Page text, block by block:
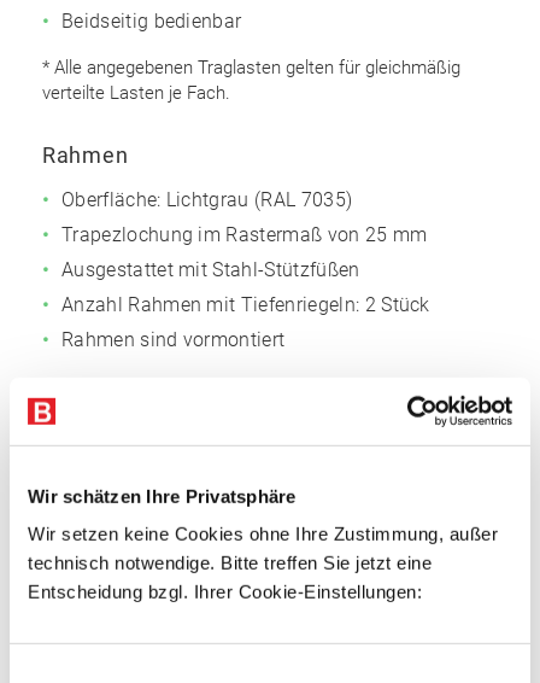
Wir schätzen Ihre Privatsphäre
Wir setzen keine Cookies ohne Ihre Zustimmung, außer
technisch notwendige. Bitte treffen Sie jetzt eine
Entscheidung bzgl. Ihrer Cookie-Einstellungen:
Beidseitig bedienbar
* Alle angegebenen Traglasten gelten für gleichmäßig
verteilte Lasten je Fach.
Rahmen
Oberfläche: Lichtgrau (RAL 7035)
Trapezlochung im Rastermaß von 25 mm
Ausgestattet mit Stahl-Stützfüßen
Anzahl Rahmen mit Tiefenriegeln: 2 Stück
Rahmen sind vormontiert
Fachböden
Fachmaß: 875 x 400 mm (BxT)
Inkl. 2 Stufenbalken pro Boden, verzinkt
Sicherungsstifte